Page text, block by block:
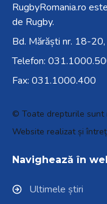
RugbyRomania.ro
de Rugby.
Bd. Mărăști nr. 18-
Telefon:
Fax: 031.1000.400
© Toate drepturile sunt
Website realizat și
Navighează în
Ultimele știri